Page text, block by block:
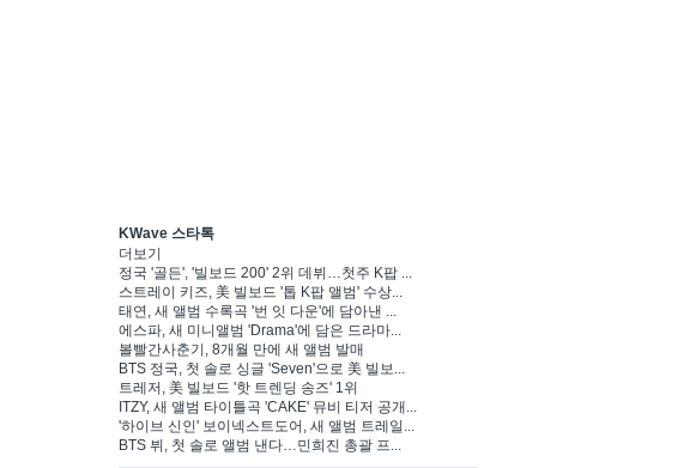
KWave 스타톡
더보기
정국 '골든', '빌보드 200' 2위 데뷔…첫주 K팝 ...
스트레이 키즈, 美 빌보드 '톱 K팝 앨범' 수상...
태연, 새 앨범 수록곡 '번 잇 다운'에 담아낸 ...
에스파, 새 미니앨범 'Drama'에 담은 드라마...
볼빨간사춘기, 8개월 만에 새 앨범 발매
BTS 정국, 첫 솔로 싱글 'Seven'으로 美 빌보...
트레저, 美 빌보드 '핫 트렌딩 송즈' 1위
ITZY, 새 앨범 타이틀곡 'CAKE' 뮤비 티저 공개...
'하이브 신인' 보이넥스트도어, 새 앨범 트레일...
BTS 뷔, 첫 솔로 앨범 낸다…민희진 총괄 프...